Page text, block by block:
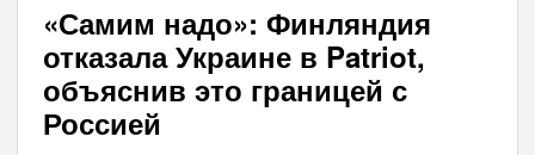
«Самим надо»: Финляндия
отказала Украине в Patriot,
объяснив это границей с
Россией